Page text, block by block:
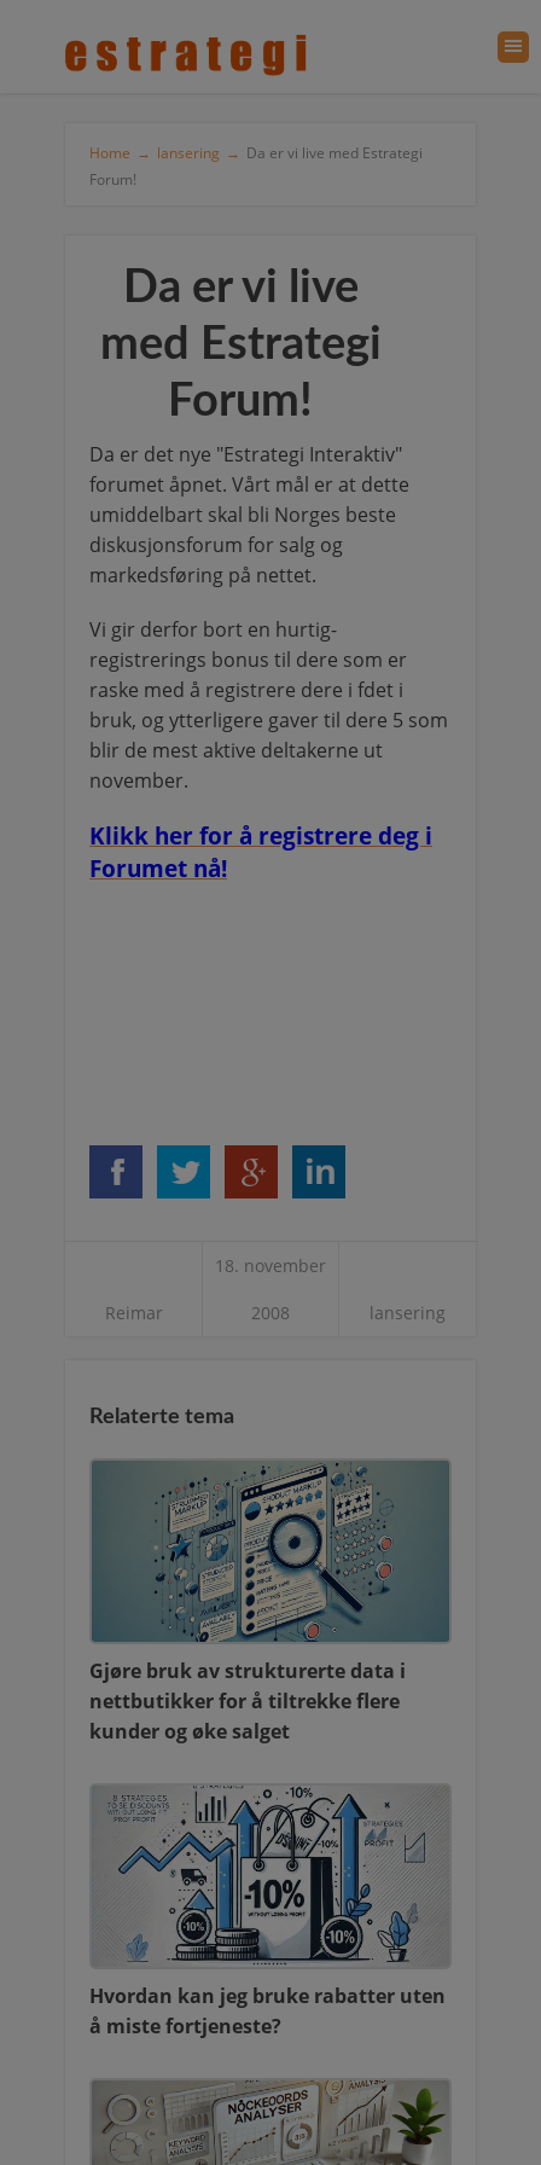
Home → lansering → Da er vi live med Estrategi
Forum!
Da er vi live
med Estrategi
Forum!
Da er det nye "Estrategi Interaktiv"
forumet åpnet. Vårt mål er at dette
umiddelbart skal bli Norges beste
diskusjonsforum for salg og
markedsføring på nettet.
Vi gir derfor bort en hurtig-
registrerings bonus til dere som er
raske med å registrere dere i fdet i
bruk, og ytterligere gaver til dere 5 som
blir de mest aktive deltakerne ut
november.
Klikk her for å registrere deg i
Forumet nå!
Reimar
18. november
2008 lansering
Relaterte tema
Gjøre bruk av strukturerte data i
nettbutikker for å tiltrekke flere
kunder og øke salget
Hvordan kan jeg bruke rabatter uten
å miste fortjeneste?